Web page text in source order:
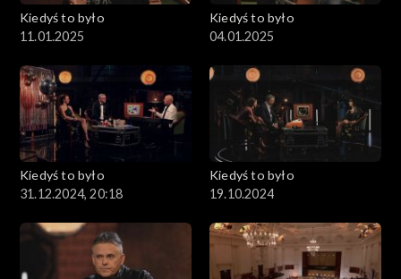
Kiedyś to było
11.01.2025
Kiedyś to było
04.01.2025
Kiedyś to było
31.12.2024, 20:18
Kiedyś to było
19.10.2024